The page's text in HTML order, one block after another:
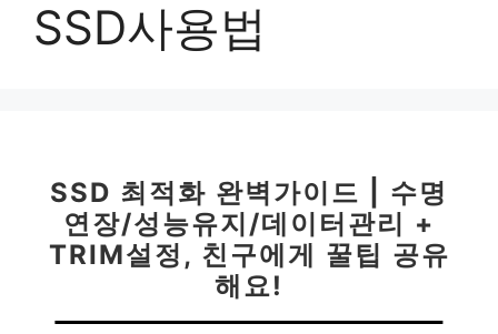
SSD사용법
SSD 최적화 완벽가이드 | 수명
연장/성능유지/데이터관리 +
TRIM설정, 친구에게 꿀팁 공유
해요!